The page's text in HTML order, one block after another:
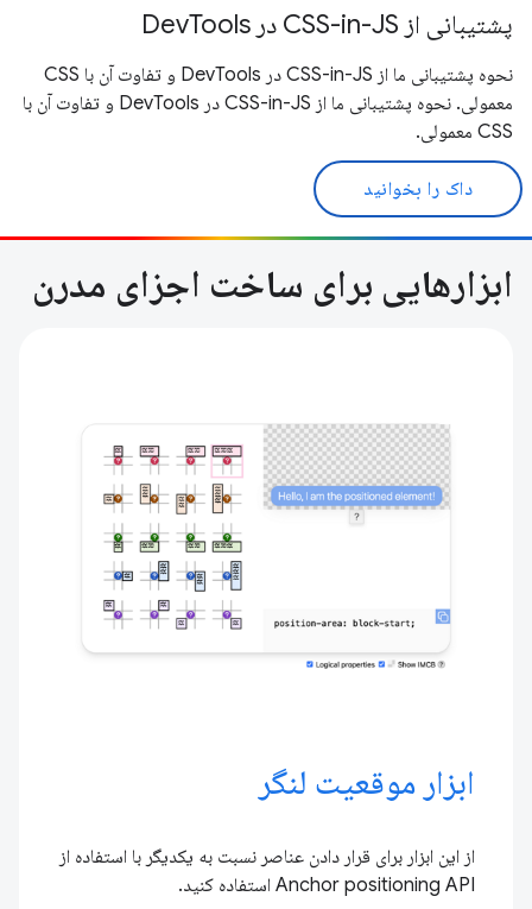
پشتیبانی از CSS-in-JS در DevTools
نحوه پشتیبانی ما از CSS-in-JS در DevTools و تفاوت آن با CSS
معمولی. نحوه پشتیبانی ما از CSS-in-JS در DevTools و تفاوت آن با
CSS معمولی.
داک را بخوانید
ابزارهایی برای ساخت اجزای مدرن
ابزار موقعیت لنگر
از این ابزار برای قرار دادن عناصر نسبت به یکدیگر با استفاده از
Anchor positioning API استفاده کنید.